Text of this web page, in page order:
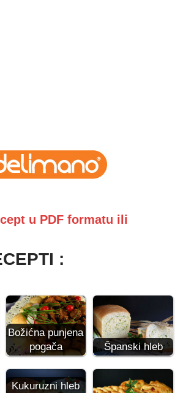
u PDF formatu ili
:
Božićna punjena
pogača
Španski hleb
Kukuruzni hleb